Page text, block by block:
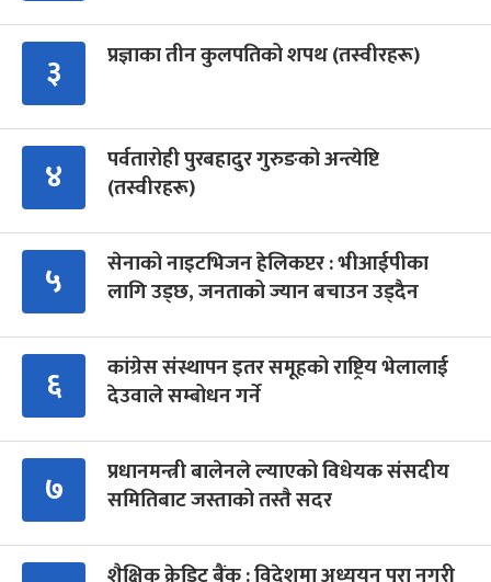
३ प्रज्ञाका तीन कुलपतिको शपथ (तस्वीरहरू)
४
पर्वतारोही पुरबहादुर गुरुङको अन्त्येष्टि
(तस्वीरहरू)
५
सेनाको नाइटभिजन हेलिकप्टर : भीआईपीका
लागि उड्छ, जनताको ज्यान बचाउन उड्दैन
६
कांग्रेस संस्थापन इतर समूहको राष्ट्रिय भेलालाई
देउवाले सम्बोधन गर्ने
७
प्रधानमन्त्री बालेनले ल्याएको विधेयक संसदीय
समितिबाट जस्ताको तस्तै सदर